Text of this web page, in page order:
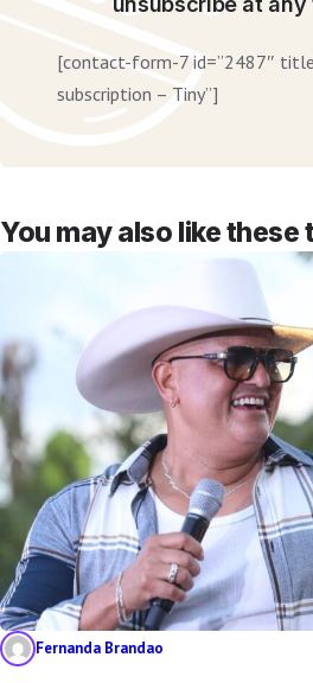
[contact-form-7 id=”2487″
subscription – Tiny”]
You may also like these
Fernanda Brandao